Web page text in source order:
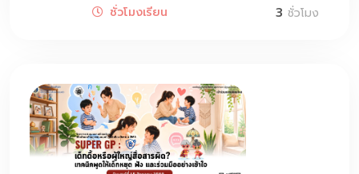
ชั่วโมงเรียน
3 ชั่วโมง